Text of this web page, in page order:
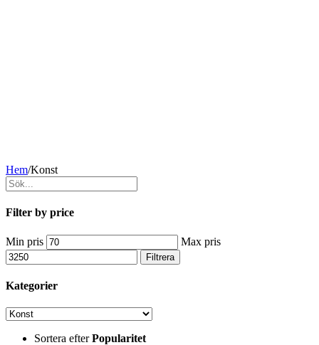
Hem/Konst
Filter by price
Min pris Max pris
Filtrera
Kategorier
Sortera efterPopularitet